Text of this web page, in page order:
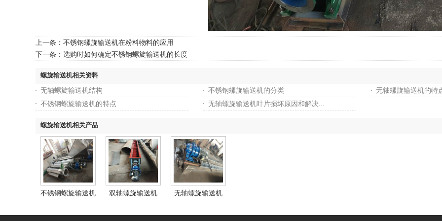
上一条： 不锈钢螺旋输送机在粉料物料的应用
下一条： 选购时如何确定不锈钢螺旋输送机的长度
螺旋输送机相关资料
无轴螺旋输送机结构 不锈钢螺旋输送机的分类
无轴螺旋输送机的特
不锈钢螺旋输送机的特点
无轴螺旋输送机叶片损坏原因和解决...
螺旋输送机相关产品
不锈钢螺旋输送机 双轴螺旋输送机 无轴螺旋输送机